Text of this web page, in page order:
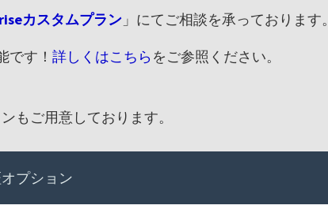
カスタムプラン 」にてご相談を承っております。
です！ 詳しくはこちら をご参照ください。
もご用意しております。
プション